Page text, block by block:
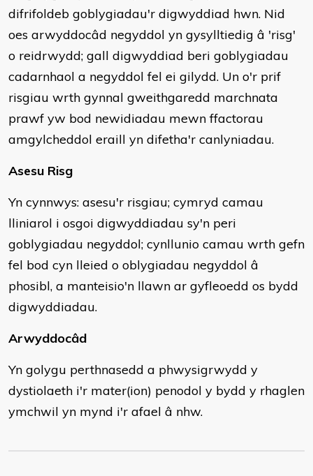
difrifoldeb goblygiadau'r digwyddiad hwn. Nid
oes arwyddocâd negyddol yn gysylltiedig â 'risg'
o reidrwydd; gall digwyddiad beri goblygiadau
cadarnhaol a negyddol fel ei gilydd. Un o'r prif
risgiau wrth gynnal gweithgaredd marchnata
prawf yw bod newidiadau mewn ffactorau
amgylcheddol eraill yn difetha'r canlyniadau.
Asesu Risg
Yn cynnwys: asesu'r risgiau; cymryd camau
lliniarol i osgoi digwyddiadau sy'n peri
goblygiadau negyddol; cynllunio camau wrth gefn
fel bod cyn lleied o oblygiadau negyddol â
phosibl, a manteisio'n llawn ar gyfleoedd os bydd
digwyddiadau.
Arwyddocâd
Yn golygu perthnasedd a phwysigrwydd y
dystiolaeth i'r mater(ion) penodol y bydd y rhaglen
ymchwil yn mynd i'r afael â nhw.